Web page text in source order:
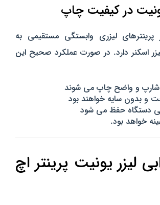
در کیفیت چاپ
لیزری وابستگی مستقیمی به
اسکنر دارد. در صورت عملکرد صحیح این
شارپ و واضح چاپ می‌ شوند
و بدون سایه خواهند بود
دستگاه حفظ می‌ شود
خواهد بود.
لیزر یونیت پرینتر اچ